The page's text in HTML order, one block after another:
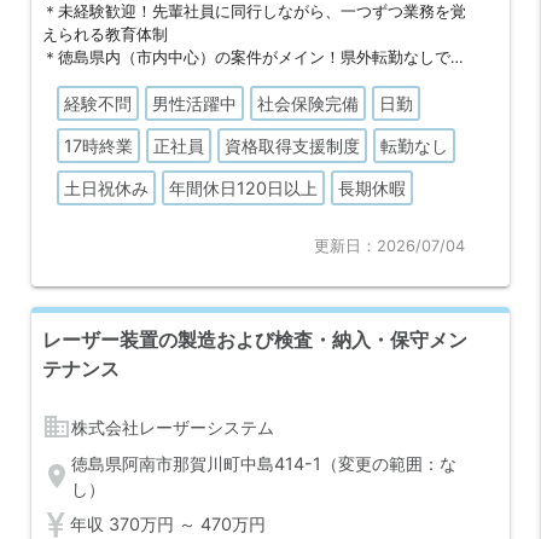
＊未経験歓迎！先輩社員に同行しながら、一つずつ業務を覚
えられる教育体制
＊徳島県内（市内中心）の案件がメイン！県外転勤なしで地
＊20代～50代の社員が活躍中。年齢を問わず相談しやすく定
着率の高い職場
＊少人数組織ならではの風通しの良さがあり、社長や役員と
も気軽にコミュニケーションが取れる環境
経験不問 男性活躍中 社会保険完備 日勤
17時終業 正社員 資格取得支援制度 転勤なし
土日祝休み 年間休日120日以上 長期休暇
更新日：2026/07/04
レーザー装置の製造および検査・納入・保守メン
テナンス
business株式会社レーザーシステム
location_on徳島県阿南市那賀川町中島414-1（変更の範囲：な
し）
年収 370万円 ～ 470万円